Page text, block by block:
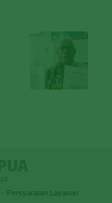
Persyaratan Layanan